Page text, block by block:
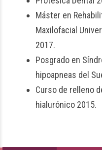
Máster en
Maxilofacial
2017.
Posgrado en
hipoapneas del
Curso de relleno
hialurónico 2015.